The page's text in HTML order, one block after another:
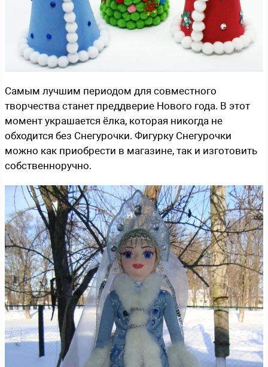
Самым лучшим периодом для совместного
творчества станет преддверие Нового года. В этот
момент украшается ёлка, которая никогда не
обходится без Снегурочки. Фигурку Снегурочки
можно как приобрести в магазине, так и изготовить
собственноручно.